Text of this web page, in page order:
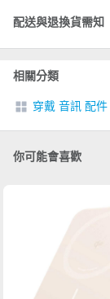
配送與退換貨需知
相關分類
穿戴 音訊 配件
你可能會喜歡